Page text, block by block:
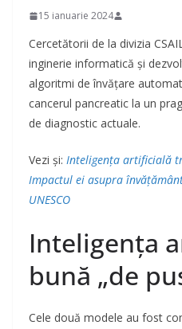
15 ianuarie 2024
Cercetătorii de la divizia
inginerie informatică și
algoritmi de învățare
cancerul pancreatic la un
de diagnostic actuale.
Vezi și: Inteligența artificială
Impactul ei asupra
UNESCO
Inteligența
bună „de
Cele două modele au fost